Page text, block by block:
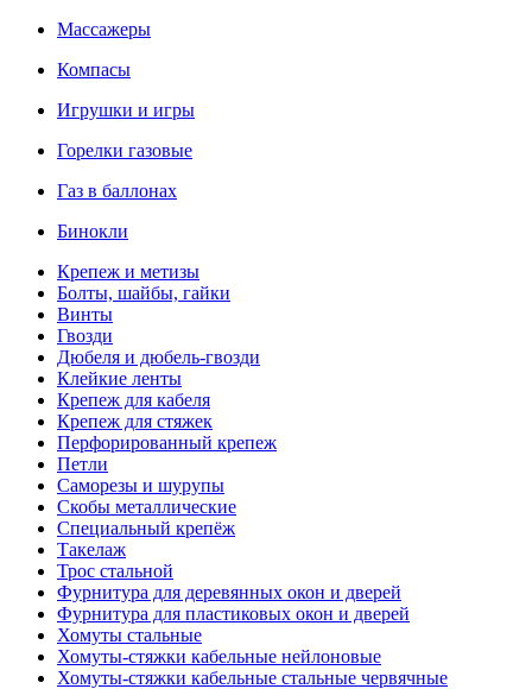
Массажеры
Компасы
Игрушки и игры
Горелки газовые
Газ в баллонах
Бинокли
Крепеж и метизы
Болты, шайбы, гайки
Винты
Гвозди
Дюбеля и дюбель-гвозди
Клейкие ленты
Крепеж для кабеля
Крепеж для стяжек
Перфорированный крепеж
Петли
Саморезы и шурупы
Скобы металлические
Специальный крепёж
Такелаж
Трос стальной
Фурнитура для деревянных окон и дверей
Фурнитура для пластиковых окон и дверей
Хомуты стальные
Хомуты-стяжки кабельные нейлоновые
Хомуты-стяжки кабельные стальные червячные